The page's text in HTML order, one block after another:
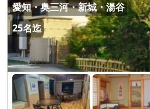
愛知・奥三河・新城・湯谷
25名迄